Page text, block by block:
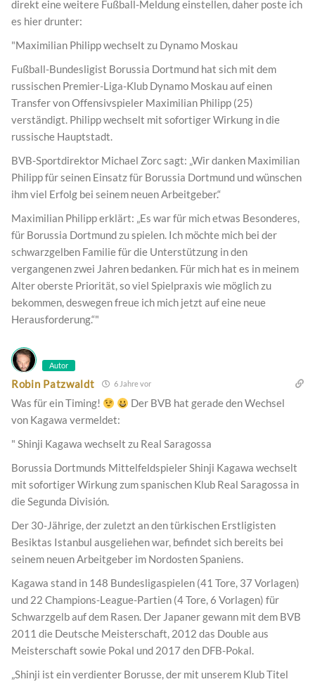
direkt eine weitere Fußball-Meldung einstellen, daher poste ich
es hier drunter:
"Maximilian Philipp wechselt zu Dynamo Moskau
Fußball-Bundesligist Borussia Dortmund hat sich mit dem
russischen Premier-Liga-Klub Dynamo Moskau auf einen
Transfer von Offensivspieler Maximilian Philipp (25)
verständigt. Philipp wechselt mit sofortiger Wirkung in die
russische Hauptstadt.
BVB-Sportdirektor Michael Zorc sagt: „Wir danken Maximilian
Philipp für seinen Einsatz für Borussia Dortmund und wünschen
ihm viel Erfolg bei seinem neuen Arbeitgeber.“
Maximilian Philipp erklärt: „Es war für mich etwas Besonderes,
für Borussia Dortmund zu spielen. Ich möchte mich bei der
schwarzgelben Familie für die Unterstützung in den
vergangenen zwei Jahren bedanken. Für mich hat es in meinem
Alter oberste Priorität, so viel Spielpraxis wie möglich zu
bekommen, deswegen freue ich mich jetzt auf eine neue
Herausforderung.“"
Autor
Robin Patzwaldt 6 Jahre vor
Was für ein Timing!
Der BVB hat gerade den Wechsel
von Kagawa vermeldet:
" Shinji Kagawa wechselt zu Real Saragossa
Borussia Dortmunds Mittelfeldspieler Shinji Kagawa wechselt
mit sofortiger Wirkung zum spanischen Klub Real Saragossa in
die Segunda División.
Der 30-Jährige, der zuletzt an den türkischen Erstligisten
Besiktas Istanbul ausgeliehen war, befindet sich bereits bei
seinem neuen Arbeitgeber im Nordosten Spaniens.
Kagawa stand in 148 Bundesligaspielen (41 Tore, 37 Vorlagen)
und 22 Champions-League-Partien (4 Tore, 6 Vorlagen) für
Schwarzgelb auf dem Rasen. Der Japaner gewann mit dem BVB
2011 die Deutsche Meisterschaft, 2012 das Double aus
Meisterschaft sowie Pokal und 2017 den DFB-Pokal.
„Shinji ist ein verdienter Borusse, der mit unserem Klub Titel